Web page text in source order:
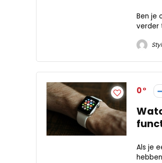
Ben je
verder
0
Als je